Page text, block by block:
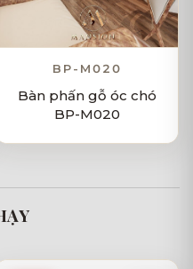
BP-M020
Bàn phấn gỗ óc chó
BP-M020